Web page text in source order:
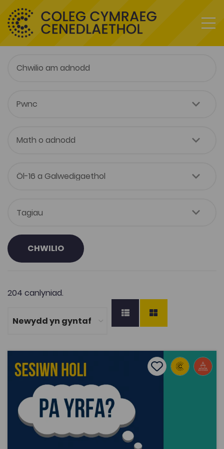
CHWILIO
204 canlyniad.
Sesiynau Holi 'Pa Yrfa?' Gradd Cyfraith neu Droseddeg
Add to favourites
Dyddiad cyhoeddi: 2023 Add to favourites
Sesiynau Holi 'Pa Yrfa?' Gradd Cyfraith neu
Droseddeg
Cymraeg Yn Unig
Tagiau
Gwasanaethau Cyhoeddus
Cyfraith